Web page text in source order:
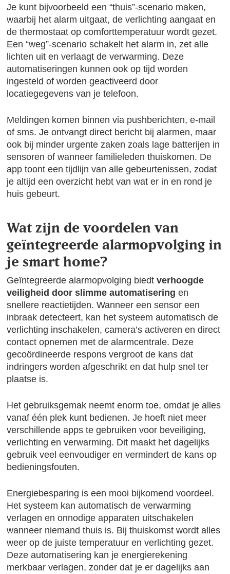
Je kunt bijvoorbeeld een “thuis”-scenario maken,
waarbij het alarm uitgaat, de verlichting aangaat en
de thermostaat op comforttemperatuur wordt gezet.
Een “weg”-scenario schakelt het alarm in, zet alle
lichten uit en verlaagt de verwarming. Deze
automatiseringen kunnen ook op tijd worden
ingesteld of worden geactiveerd door
locatiegegevens van je telefoon.
Meldingen komen binnen via pushberichten, e-mail
of sms. Je ontvangt direct bericht bij alarmen, maar
ook bij minder urgente zaken zoals lage batterijen in
sensoren of wanneer familieleden thuiskomen. De
app toont een tijdlijn van alle gebeurtenissen, zodat
je altijd een overzicht hebt van wat er in en rond je
huis gebeurt.
Wat zijn de voordelen van
geïntegreerde alarmopvolging in
je smart home?
Geïntegreerde alarmopvolging biedtverhoogde
veiligheid door slimme automatisering en
snellere reactietijden. Wanneer een sensor een
inbraak detecteert, kan het systeem automatisch de
verlichting inschakelen, camera’s activeren en direct
contact opnemen met de alarmcentrale. Deze
gecoördineerde respons vergroot de kans dat
indringers worden afgeschrikt en dat hulp snel ter
plaatse is.
Het gebruiksgemak neemt enorm toe, omdat je alles
vanaf één plek kunt bedienen. Je hoeft niet meer
verschillende apps te gebruiken voor beveiliging,
verlichting en verwarming. Dit maakt het dagelijks
gebruik veel eenvoudiger en vermindert de kans op
bedieningsfouten.
Energiebesparing is een mooi bijkomend voordeel.
Het systeem kan automatisch de verwarming
verlagen en onnodige apparaten uitschakelen
wanneer niemand thuis is. Bij thuiskomst wordt alles
weer op de juiste temperatuur en verlichting gezet.
Deze automatisering kan je energierekening
merkbaar verlagen, zonder dat je er dagelijks aan